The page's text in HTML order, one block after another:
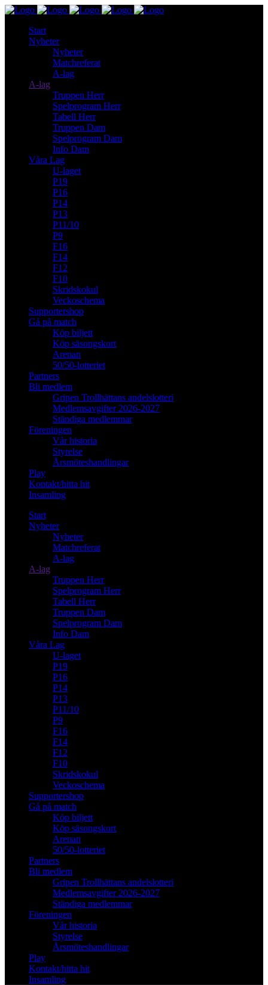
Start
Nyheter
Nyheter
Matchreferat
A-lag
A-lag
Truppen Herr
Spelprogram Herr
Tabell Herr
Truppen Dam
Spelprogram Dam
Info Dam
Våra Lag
U-laget
P19
P16
P14
P13
P11/10
P9
F16
F14
F12
F10
Skridskokul
Veckoschema
Supportershop
Gå på match
Köp biljett
Köp säsongskort
Arenan
50/50-lotteriet
Partners
Bli medlem
Gripen Trollhättans andelslotteri
Medlemsavgifter 2026-2027
Ständiga medlemmar
Föreningen
Vår historia
Styrelse
Årsmöteshandlingar
Play
Kontakt/hitta hit
Insamling
Start
Nyheter
Nyheter
Matchreferat
A-lag
A-lag
Truppen Herr
Spelprogram Herr
Tabell Herr
Truppen Dam
Spelprogram Dam
Info Dam
Våra Lag
U-laget
P19
P16
P14
P13
P11/10
P9
F16
F14
F12
F10
Skridskokul
Veckoschema
Supportershop
Gå på match
Köp biljett
Köp säsongskort
Arenan
50/50-lotteriet
Partners
Bli medlem
Gripen Trollhättans andelslotteri
Medlemsavgifter 2026-2027
Ständiga medlemmar
Föreningen
Vår historia
Styrelse
Årsmöteshandlingar
Play
Kontakt/hitta hit
Insamling